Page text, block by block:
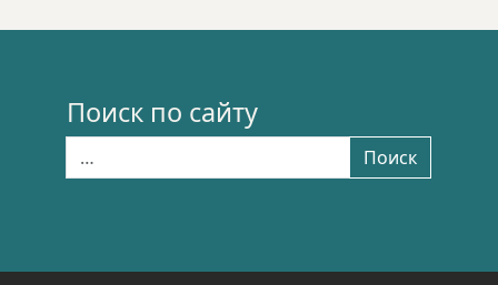
Поиск по сайту
Поиск